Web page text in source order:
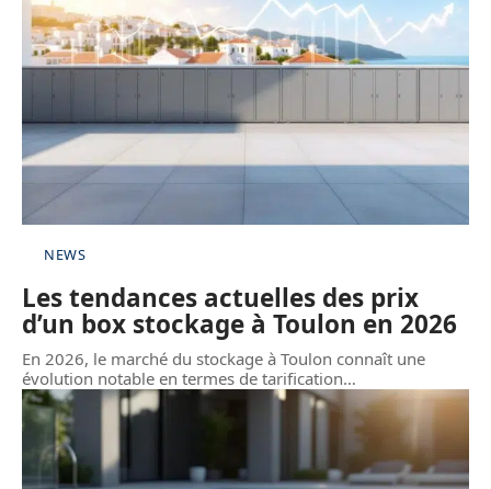
NEWS
Les tendances actuelles des prix
d’un box stockage à Toulon en 2026
En 2026, le marché du stockage à Toulon connaît une
évolution notable en termes de tarification…